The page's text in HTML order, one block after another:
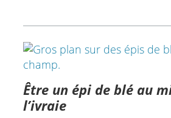
Être un épi de blé au
l’ivraie